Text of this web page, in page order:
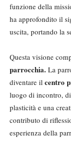
funzione della
ha approfondito il
uscita, portando la
Questa visione
parrocchia. La
diventare il centro
luogo di incontro,
plasticità e una
contributo di
esperienza della